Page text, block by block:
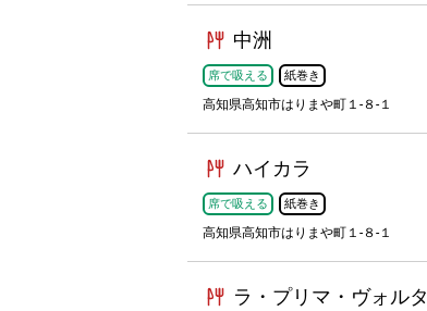
中洲
席で吸える 紙巻き
高知県高知市はりまや町１-８-１
ハイカラ
席で吸える 紙巻き
高知県高知市はりまや町１-８-１
ラ・プリマ・ヴォルタ